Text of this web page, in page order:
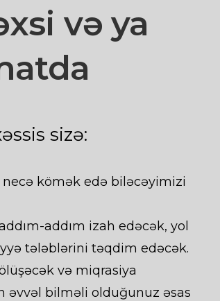
və ya
sizə:
kömək edə biləcəyimizi
addım izah edəcək, yol
tələblərini təqdim edəcək.
və miqrasiya
əvvəl bilməli olduğunuz əsas